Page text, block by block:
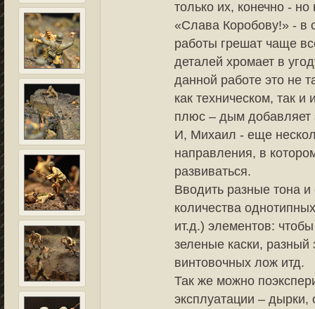
только их, конечно -
«Слава Коробову!» - в
работы грешат чаще
деталей хромает в
данной работе это не
как техническом, так
плюс – дым добавляет
И, Михаил - еще
направления, в
развиваться.
Вводить разные тона и
количества
ит.д.) элементов:
зеленые каски,
винтовочных лож итд.
Так же можно
эксплуатации –